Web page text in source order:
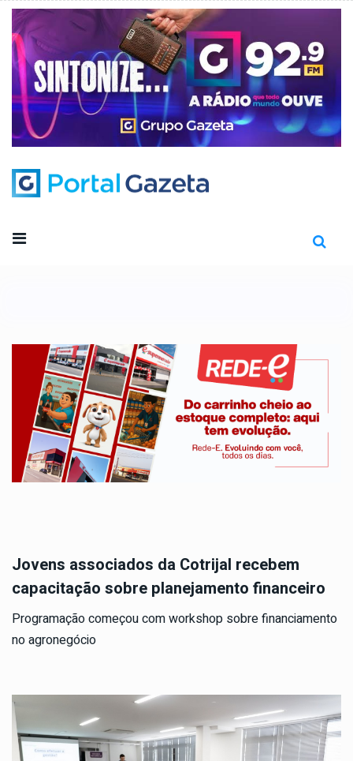
Jovens associados da Cotrijal recebem
capacitação sobre planejamento financeiro
Programação começou com workshop sobre financiamento
no agronegócio